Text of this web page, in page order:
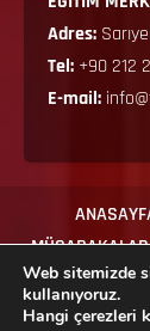
Adres:
Tel: +90 212
E-mail:
MÜSABAKALAR
Web sitemizde
kullanıyoruz.
Hangi çerezleri